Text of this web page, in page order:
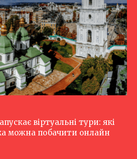
віртуальні тури: які
можна побачити онлайн